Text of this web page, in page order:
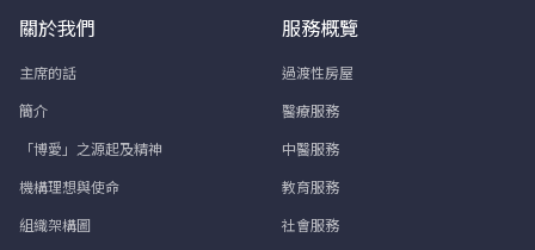
關於我們
主席的話
簡介
「博愛」之源起及精神
機構理想與使命
組織架構圖
服務概覽
過渡性房屋
醫療服務
中醫服務
教育服務
社會服務